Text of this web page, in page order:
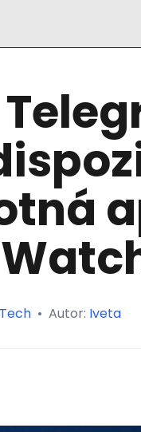
Tech • Autor: Iveta